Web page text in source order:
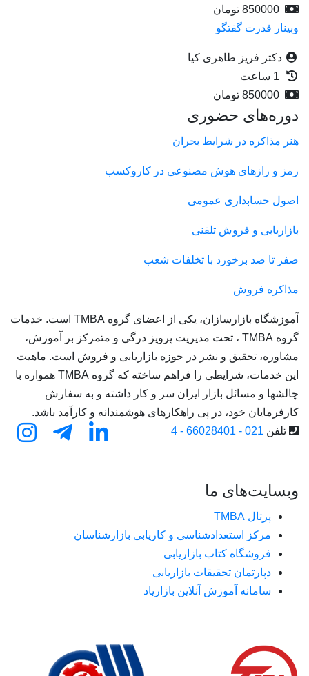
850000 تومان
وبینار قدرت گفتگو
دکتر فریز طاهری کیا
850000 تومان
دوره‌های حضوری
هنر مذاکره در شرایط بحران
رمز و رازهای هوش مصنوعی در کاروکسب
اصول حسابداری عمومی
بازاریابی و فروش تلفنی
صفر تا صد برخورد با تخلفات شعب
مذاکره فروش
آموزشگاه بازارسازان، یکی از اعضای گروه TMBA است. خدمات
گروه TMBA ، تحت مدیریت پرویز درگی و متمرکز بر آموزش،
مشاوره، تحقیق و نشر در حوزه بازاریابی و فروش است. ماهیت
این خدمات، شرایطی را فراهم ساخته که گروه TMBA همواره با
چالشها و مسائل بازار ایران سر و کار داشته و به سفارش
کارفرمایان خود، در پی راهکارهای هوشمندانه و کارآمد باشد.
تلفن 021 - 66028401 - 4
وبسایت‌های ما
پرتال TMBA
مرکز استعدادشناسی و کاریابی بازارشناسان
فروشگاه کتاب بازاریابی
دپارتمان تحقیقات بازاریابی
سامانه آموزش آنلاین بازاریاد